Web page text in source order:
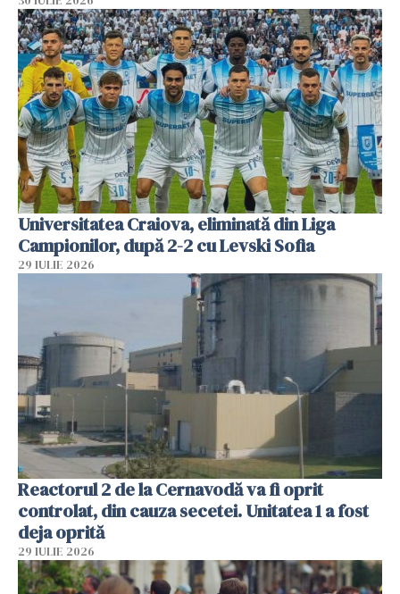
Universitatea Craiova, eliminată din Liga
Campionilor, după 2-2 cu Levski Sofia
29 IULIE 2026
Reactorul 2 de la Cernavodă va fi oprit
controlat, din cauza secetei. Unitatea 1 a fost
deja oprită
29 IULIE 2026